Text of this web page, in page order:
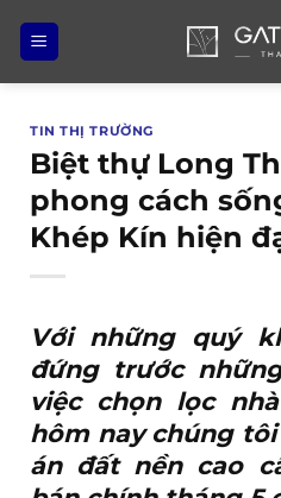
qua
nội
TIN THỊ TRƯỜNG
Biệt thự Long
phong cách
Khép Kín hiện
Với những quý
đứng trước
việc chọn lọc
hôm nay chúng
án đất nền cao